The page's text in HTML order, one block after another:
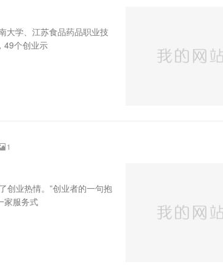
大学、江苏食品药品职业技
49个创业示
1
创业热情。”创业者的一句抱
家服务式